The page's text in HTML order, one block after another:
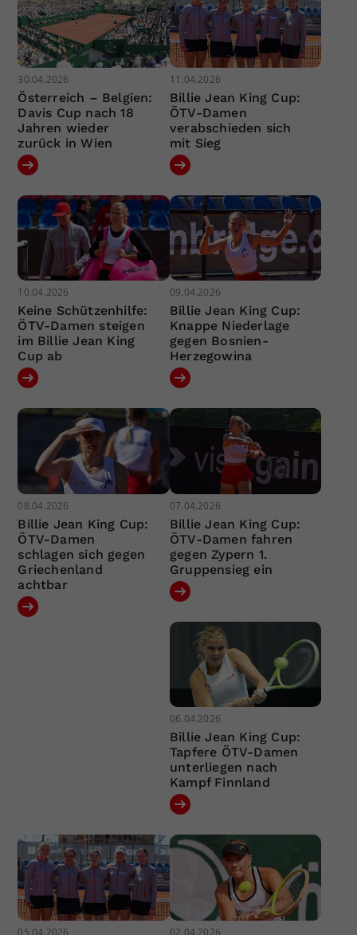
30.04.2026
Österreich – Belgien:
Davis Cup nach 18
Jahren wieder
zurück in Wien
11.04.2026
Billie Jean King Cup:
ÖTV-Damen
verabschieden sich
mit Sieg
10.04.2026
Keine Schützenhilfe:
ÖTV-Damen steigen
im Billie Jean King
Cup ab
09.04.2026
Billie Jean King Cup:
Knappe Niederlage
gegen Bosnien-
Herzegowina
08.04.2026
Billie Jean King Cup:
ÖTV-Damen
schlagen sich gegen
Griechenland
achtbar
07.04.2026
Billie Jean King Cup:
ÖTV-Damen fahren
gegen Zypern 1.
Gruppensieg ein
06.04.2026
Billie Jean King Cup:
Tapfere ÖTV-Damen
unterliegen nach
Kampf Finnland
05.04.2026 02.04.2026